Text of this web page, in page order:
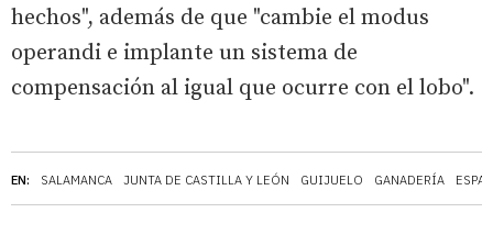
EN: SALAMANCA JUNTA DE CASTILLA Y LEÓN GUIJUELO GANADERÍA
hechos", además de que "cambie el modus
operandi e implante un sistema de
compensación al igual que ocurre con el lobo".